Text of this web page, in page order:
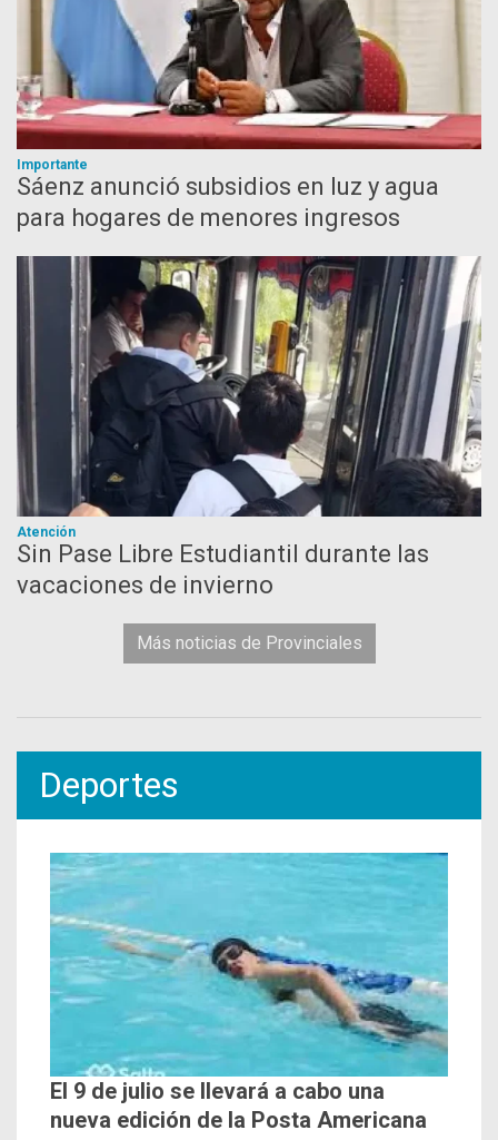
Importante
Sáenz anunció subsidios en luz y agua
para hogares de menores ingresos
Atención
Sin Pase Libre Estudiantil durante las
vacaciones de invierno
Más noticias de Provinciales
Deportes
El 9 de julio se llevará a cabo una
nueva edición de la Posta Americana